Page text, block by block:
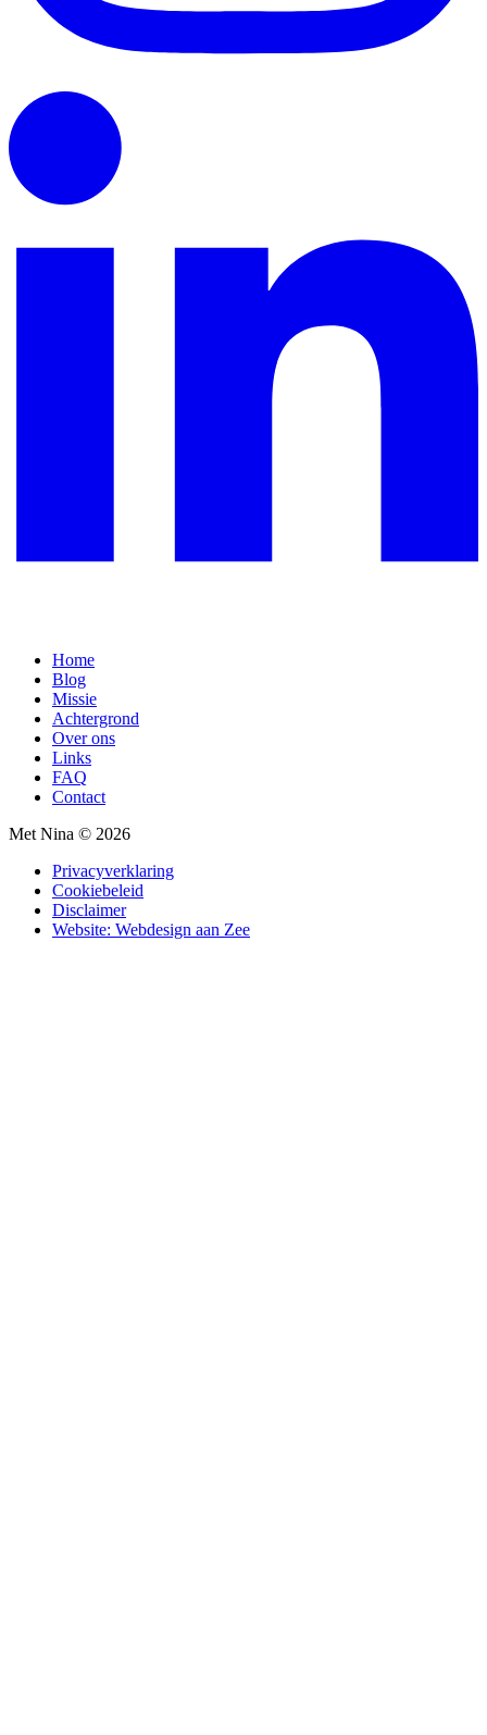
Home
Blog
Missie
Achtergrond
Over ons
Links
FAQ
Contact
Met Nina © 2026
Privacyverklaring
Cookiebeleid
Disclaimer
Website: Webdesign aan Zee